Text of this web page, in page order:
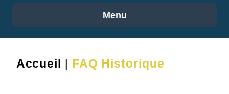
Menu
Accueil FAQ Historique